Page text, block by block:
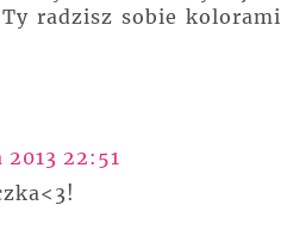
radzisz sobie kolorami
22:51